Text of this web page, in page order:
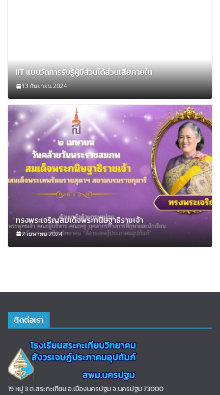
IIT แบบวัดการรับรู้ผู้มีส่วนได้ส่วนเสียภายใน
13 กันยายน 2024
ทรงพระเจริญสมเด็จพระกนิษฐาธิราชเจ้า
2 เมษายน 2024
ติดต่อเรา
19 หมู่ 3 ต.สระกะเทียม อ.เมืองนครปฐม จ.นครปฐม 73000